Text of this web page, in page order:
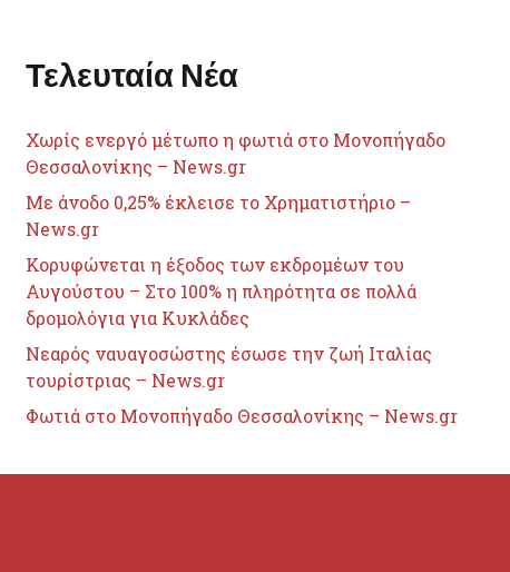
Τελευταία Νέα
Χωρίς ενεργό μέτωπο η φωτιά στο Μονοπήγαδο
Θεσσαλονίκης – News.gr
Με άνοδο 0,25% έκλεισε το Χρηματιστήριο –
News.gr
Κορυφώνεται η έξοδος των εκδρομέων του
Αυγούστου – Στο 100% η πληρότητα σε πολλά
δρομολόγια για Κυκλάδες
Νεαρός ναυαγοσώστης έσωσε την ζωή Ιταλίας
τουρίστριας – News.gr
Φωτιά στο Μονοπήγαδο Θεσσαλονίκης – News.gr